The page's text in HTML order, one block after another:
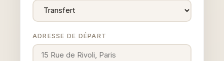
ADRESSE DE DÉPART